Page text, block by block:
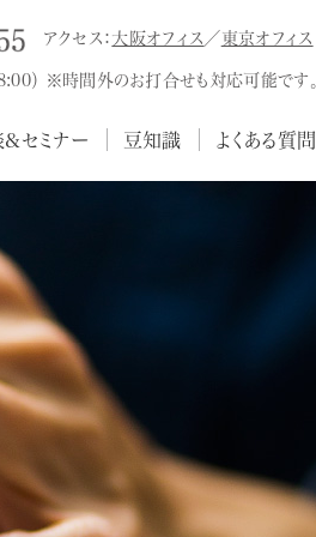
アクセス：大阪オフィス ／東京オフィス
） ※時間外のお打合せも対応可能です。
セミナー 豆知識 よくある質問